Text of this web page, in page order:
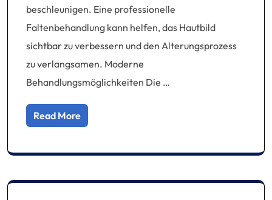
beschleunigen. Eine professionelle
Faltenbehandlung kann helfen, das Hautbild
sichtbar zu verbessern und den Alterungsprozess
zu verlangsamen. Moderne
Behandlungsmöglichkeiten Die …
Read More